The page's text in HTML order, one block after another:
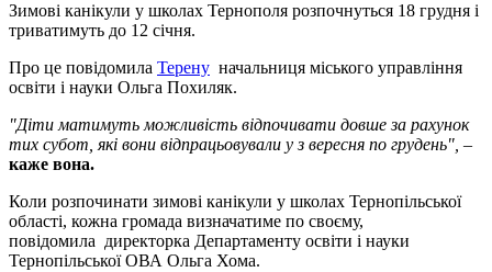
Зимові канікули у школах Тернополя розпочнуться 18 грудня і
триватимуть до 12 січня.
Про це повідомила Терену начальниця міського управління
освіти і науки Ольга Похиляк.
"Діти матимуть можливість відпочивати довше за рахунок
тих субот, які вони відпрацьовували у з вересня по грудень", –
каже вона.
Коли розпочинати зимові канікули у школах Тернопільської
області, кожна громада визначатиме по своєму,
повідомила директорка Департаменту освіти і науки
Тернопільської ОВА Ольга Хома.